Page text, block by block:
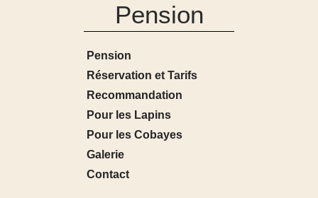
Pension
Pension
Réservation et Tarifs
Recommandation
Pour les Lapins
Pour les Cobayes
Galerie
Contact